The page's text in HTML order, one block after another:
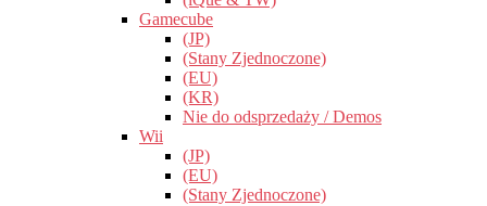
Gamecube
(JP)
(Stany Zjednoczone)
(EU)
(KR)
Nie do odsprzedaży / Demos
Wii
(JP)
(EU)
(Stany Zjednoczone)